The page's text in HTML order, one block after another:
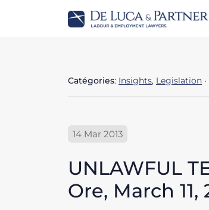
Catégories: Insights, Legislation ·
14 Mar 2013
UNLAWFUL
Ore, March 11,